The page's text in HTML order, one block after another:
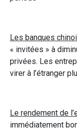
Les banques
« invitées » à
privées. Les
virer à l’étranger
Le rendement de
immédiatement